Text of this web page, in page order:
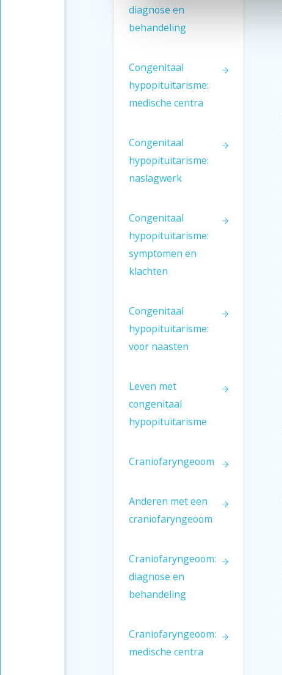
diagnose en
behandeling
Congenitaal
hypopituïtarisme:
medische centra
Congenitaal
hypopituïtarisme:
naslagwerk
Congenitaal
hypopituïtarisme:
symptomen en
klachten
Congenitaal
hypopituïtarisme:
voor naasten
Leven met
congenitaal
hypopituïtarisme
Craniofaryngeoom
Anderen met een
craniofaryngeoom
Craniofaryngeoom:
diagnose en
behandeling
Craniofaryngeoom:
medische centra